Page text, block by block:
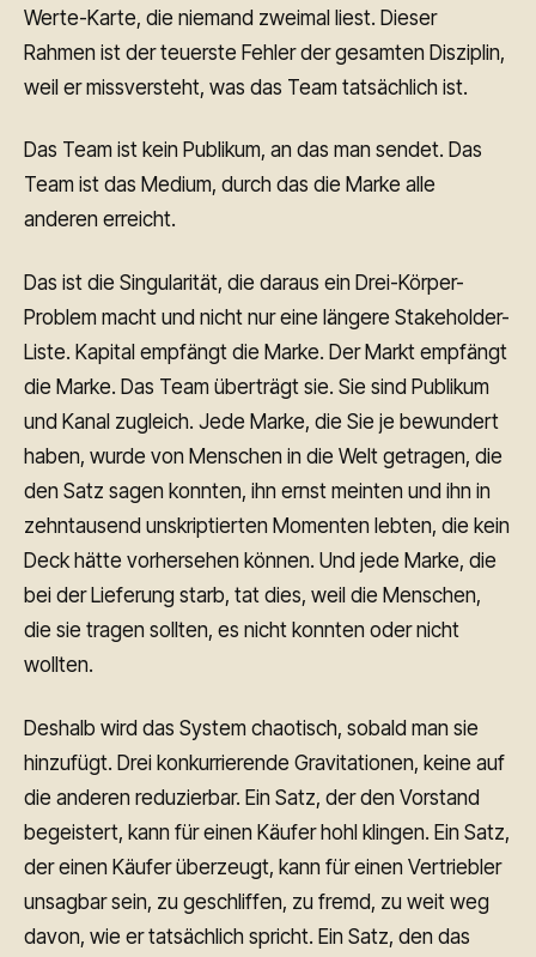
Werte-Karte, die niemand zweimal liest. Dieser
Rahmen ist der teuerste Fehler der gesamten Disziplin,
weil er missversteht, was das Team tatsächlich ist.
Das Team ist kein Publikum, an das man sendet. Das
Team ist das Medium, durch das die Marke alle
anderen erreicht.
Das ist die Singularität, die daraus ein Drei-Körper-
Problem macht und nicht nur eine längere Stakeholder-
Liste. Kapital empfängt die Marke. Der Markt empfängt
die Marke. Das Team überträgt sie. Sie sind Publikum
und Kanal zugleich. Jede Marke, die Sie je bewundert
haben, wurde von Menschen in die Welt getragen, die
den Satz sagen konnten, ihn ernst meinten und ihn in
zehntausend unskriptierten Momenten lebten, die kein
Deck hätte vorhersehen können. Und jede Marke, die
bei der Lieferung starb, tat dies, weil die Menschen,
die sie tragen sollten, es nicht konnten oder nicht
wollten.
Deshalb wird das System chaotisch, sobald man sie
hinzufügt. Drei konkurrierende Gravitationen, keine auf
die anderen reduzierbar. Ein Satz, der den Vorstand
begeistert, kann für einen Käufer hohl klingen. Ein Satz,
der einen Käufer überzeugt, kann für einen Vertriebler
unsagbar sein, zu geschliffen, zu fremd, zu weit weg
davon, wie er tatsächlich spricht. Ein Satz, den das